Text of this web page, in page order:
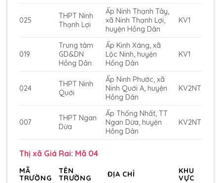
025
THPT Ninh
Thạnh Lợi
Ấp Ninh Thạnh Tây,
xã Ninh Thạnh Lợi,
huyện Hồng Dân
KV1
019
Trung tâm
GD&DN
Hồng Dân
Ấp Kinh Xáng, xã
Lộc Ninh, huyện
Hồng Dân
KV1
024
THPT Ninh
Quới
Ấp Ninh Phước, xã
Ninh Quới A, huyện
Hồng Dân
KV2NT
007
THPT Ngan
Dừa
Ấp Thống Nhất, TT
Ngan Dừa, huyện
Hồng Dân
KV2NT
Thị xã Giá Rai: Mã 04
MÃ
TRƯỜNG
TÊN
TRƯỜNG
ĐỊA CHỈ
KHU
VỰC